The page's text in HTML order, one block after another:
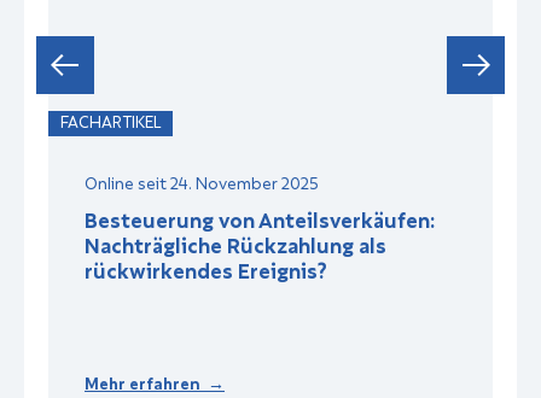
FACHARTIKEL
Online seit 24. November 2025
Besteuerung von Anteilsverkäufen:
Nachträgliche Rückzahlung als
rückwirkendes Ereignis?
Mehr erfahren →